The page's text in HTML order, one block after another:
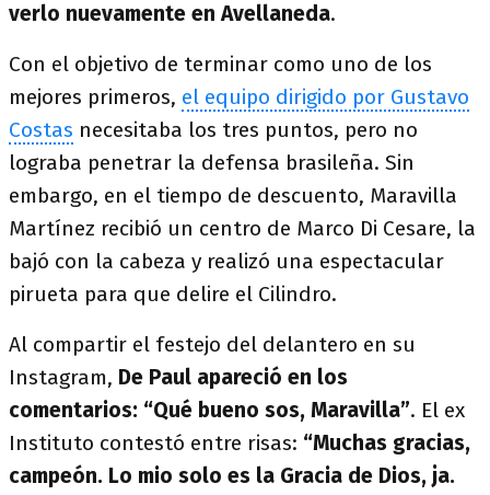
verlo nuevamente en Avellaneda.
Con el objetivo de terminar como uno de los
mejores primeros, el equipo dirigido por Gustavo
Costas necesitaba los tres puntos, pero no
lograba penetrar la defensa brasileña. Sin
embargo, en el tiempo de descuento, Maravilla
Martínez recibió un centro de Marco Di Cesare, la
bajó con la cabeza y realizó una espectacular
pirueta para que delire el Cilindro.
Al compartir el festejo del delantero en su
Instagram, De Paul apareció en los
comentarios: “Qué bueno sos, Maravilla”. El ex
Instituto contestó entre risas: “Muchas gracias,
campeón. Lo mio solo es la Gracia de Dios, ja.